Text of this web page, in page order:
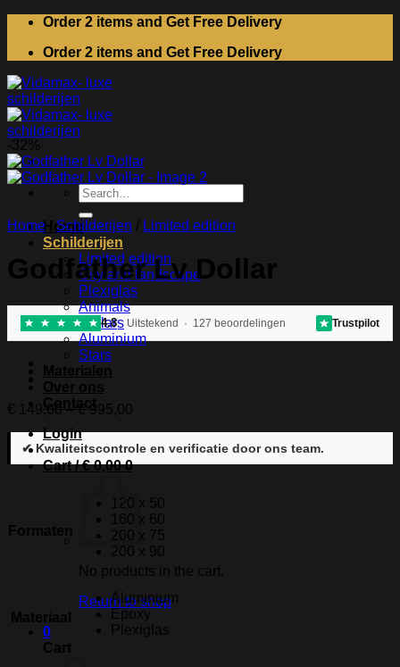
Skip
content
Order 2 items and Get Free Delivery
Order 2 items and Get Free Delivery
Search
for:
Home
Schilderijen
Limited edition
City and landscape
Plexiglas
Animals
Dollars
Aluminium
Stars
Materialen
Over ons
Contact
Login
Cart /€0,00 0
No products in the cart.
Return to shop
0
Cart
-32%
Home / Schilderijen / Limited edition
Godfather Lv Dollar
4.8 Uitstekend · 127 beoordelingen Trustpilot
€ 149,00 – €995,00
€ 149,00
through
€ 995,00
✔ Kwaliteitscontrole en verificatie door ons team.
Formaten
120 x 50
160 x 60
200 x 75
200 x 90
Materiaal
Aluminium
Epoxy
Plexiglas